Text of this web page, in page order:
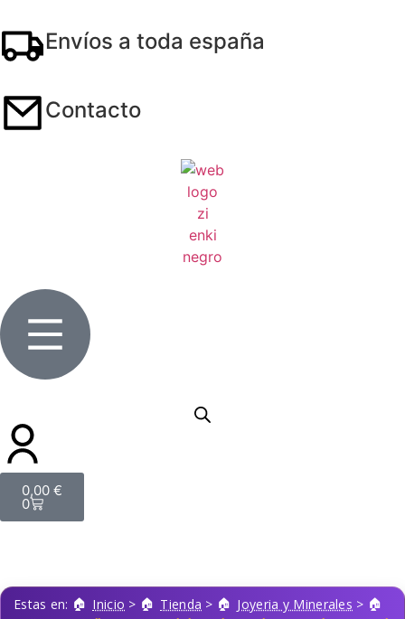
Envíos a toda españa
Contacto
0,00 €
0
Estas en: Inicio > Tienda > Joyeria y Minerales >